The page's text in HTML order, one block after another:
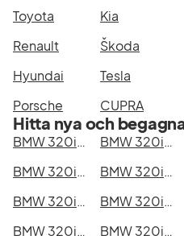
Toyota
Kia
Renault
Škoda
Hyundai
Tesla
Porsche
CUPRA
Hitta nya och
BMW 320i xDrive Touring i Stockholm BMW 320i xDrive Touring i Göteborg
BMW 320i xDrive Touring i Malmö
BMW 320i xDrive Touring i Örebro
BMW 320i xDrive Touring i Uppsala
BMW 320i xDrive Touring i Västerås
BMW 320i xDrive Touring i Eskilstuna
BMW 320i xDrive Touring i Kalmar